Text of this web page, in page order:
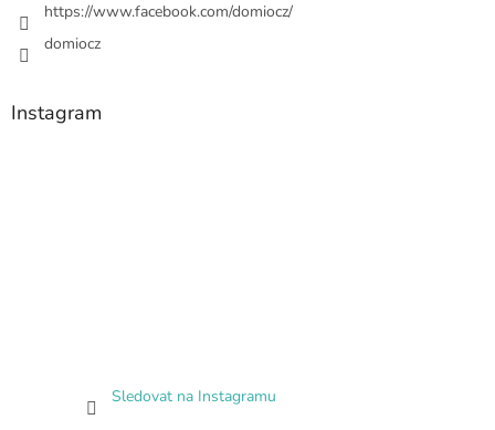
https://www.facebook.com/domiocz/
domiocz
Instagram
Sledovat na Instagramu